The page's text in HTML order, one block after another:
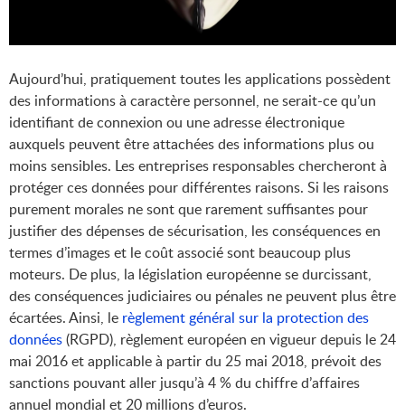
Aujourd’hui, pratiquement toutes les applications possèdent
des informations à caractère personnel, ne serait-ce qu’un
identifiant de connexion ou une adresse électronique
auxquels peuvent être attachées des informations plus ou
moins sensibles. Les entreprises responsables chercheront à
protéger ces données pour différentes raisons. Si les raisons
purement morales ne sont que rarement suffisantes pour
justifier des dépenses de sécurisation, les conséquences en
termes d’images et le coût associé sont beaucoup plus
moteurs. De plus, la législation européenne se durcissant,
des conséquences judiciaires ou pénales ne peuvent plus être
écartées. Ainsi, le règlement général sur la protection des
données(RGPD), règlement européen en vigueur depuis le 24
mai 2016 et applicable à partir du 25 mai 2018, prévoit des
sanctions pouvant aller jusqu’à 4 % du chiffre d’affaires
annuel mondial et 20 millions d’euros.